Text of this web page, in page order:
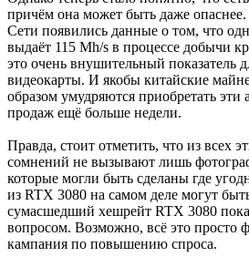
причём она может быть даже
Сети появились данные о том, что
выдаёт 115 Mh/s в процессе добычи
это очень внушительный показатель
видеокарты. И якобы китайские
образом умудряются приобретать эти
продаж ещё больше недели.
Правда, стоит отметить, что из всех
сомнений не вызывают лишь
которые могли быть сделаны где
из RTX 3080 на самом деле могут
сумасшедший хешрейт RTX 3080
вопросом. Возможно, всё это просто
кампания по повышению спроса.